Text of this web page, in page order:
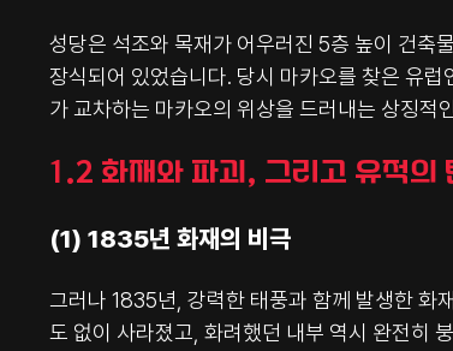
성당은 석조와 목재가 어우러진 5층 높이 건축
장식되어 있었습니다. 당시 마카오를 찾은 유
가 교차하는 마카오의 위상을 드러내는 상징적
1.2 화재와 파괴, 그리고 유적의
(1) 1835년 화재의 비극
그러나 1835년, 강력한 태풍과 함께 발생한 화
도 없이 사라졌고, 화려했던 내부 역시 완전히